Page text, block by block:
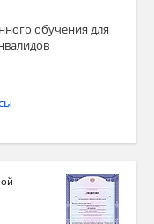
обучения для